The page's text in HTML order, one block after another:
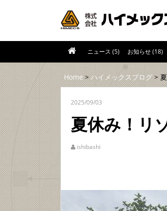
ニュース (5) お知らせ (18)
Home>ハイメックスブログ>
2025/09/03
夏休み！リ
ishibashi